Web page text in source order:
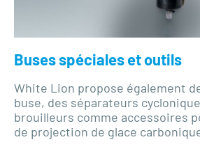
Buses spéciales et outils
White Lion propose également
buse, des séparateurs
brouilleurs comme accessoires
de projection de glace